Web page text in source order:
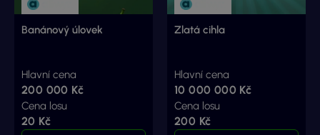
Banánový úlovek
Hlavní cena
200 000 Kč
Cena losu
20 Kč
Zlatá cihla
Hlavní cena
10 000 000 Kč
Cena losu
200 Kč